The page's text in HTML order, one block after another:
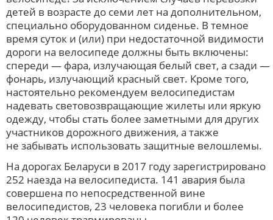
детей в возрасте до семи лет на дополнительном,
специально оборудованном сиденье. В темное
время суток и (или) при недостаточной видимости
дороги на велосипеде должны быть включены:
спереди — фара, излучающая белый свет, а сзади —
фонарь, излучающий красный свет. Кроме того,
настоятельно рекомендуем велосипедистам
надевать световозвращающие жилеты или яркую
одежду, чтобы стать более заметными для других
участников дорожного движения, а также
не забывать использовать защитные велошлемы.
На дорогах Беларуси в 2017 году зарегистрировано
252 наезда на велосипедиста. 141 авария была
совершена по непосредственной вине
велосипедистов, 23 человека погибли и более